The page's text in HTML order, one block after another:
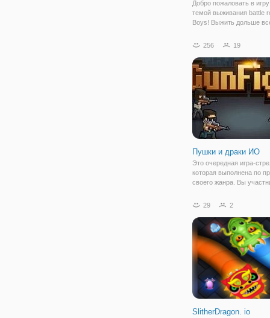
Добро пожаловать в
темой выживания battle
Boys! Выжить дольше
противников с
умных стратегий!
игра с
256 19
Пушки и драки ИО
Это очередная игра-
которая выполнена по
своего жанра. Вы
своими противниками
перемещаетесь на
локацию, на
29 2
SlitherDragon. io